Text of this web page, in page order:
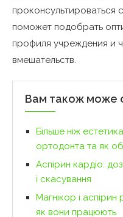
проконсультироваться
поможет подобрать
профиля учреждения и
вмешательств.
Вам також може
Більше ніж
ортодонта та як
Аспірин кардіо:
і скасування
Магнікор і аспірин
як вони працюють